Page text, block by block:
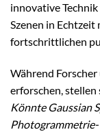
innovative
Szenen in
fortschrittlichen
Während
erforschen, stellen
Könnte Gaussian